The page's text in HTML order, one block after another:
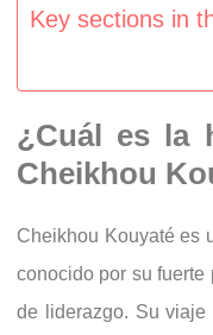
Key sections in
¿Cuál es la
Cheikhou
Cheikhou Kouyaté es
conocido por su
de liderazgo. Su viaje